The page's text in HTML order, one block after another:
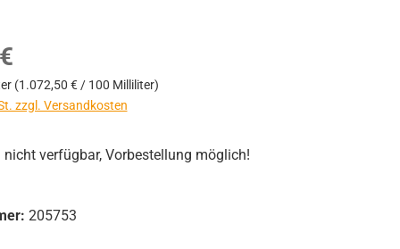
(1.072,50 € / 100 Milliliter)
zzgl. Versandkosten
verfügbar, Vorbestellung möglich!
205753